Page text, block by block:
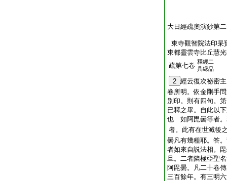
大日經疏奧演鈔第
東寺觀智院法印杲
東都靈雲寺比丘慧
疏第七卷 釋經二
具縁品
2 經云復次祕密主
卷所明。依金剛手
別印。則有四句。
已釋之畢。自此以
也 如阿毘曇等者。
者。此有在世滅後
曇凡有幾種耶。答
者如來自説法相。
旦。二者隣極亞聖
阿毘曇。凡二十卷
三百餘年。有三明